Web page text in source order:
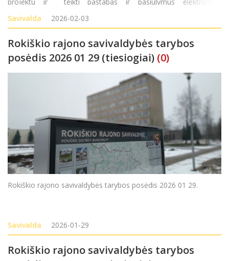
paštu savivaldybe@rokiskis.lt arba raštu Rokiškio rajono
savivaldybės merui
Savivalda 2026-02-03
Rokiškio rajono savivaldybės tarybos
posėdis 2026 01 29 (tiesiogiai) (0)
Rokiškio rajono savivaldybės tarybos posėdis 2026 01 29.
Savivalda 2026-01-29
Rokiškio rajono savivaldybės tarybos